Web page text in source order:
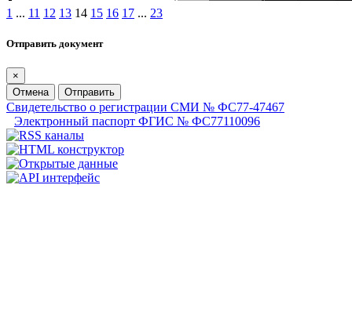
1 ... 11 12 13 14 15 16 17 ... 23
Отправить документ
×
Отмена
Отправить
Свидетельство о регистрации СМИ № ФС77-47467
Электронный паспорт ФГИС № ФС77110096